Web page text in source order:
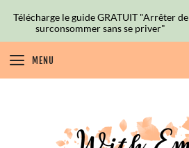
MENU
Télécharge le guide GRATUIT "Arrêter de
surconsommer sans se priver"